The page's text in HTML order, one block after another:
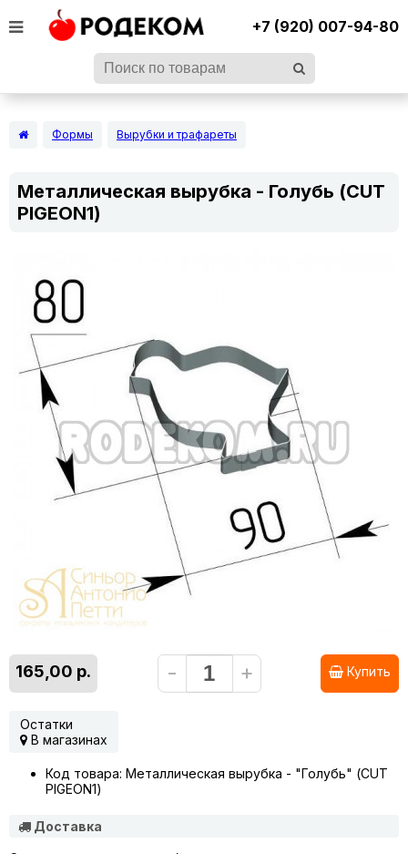
+7 (920) 007-94-80
Формы Вырубки и трафареты
Металлическая вырубка - Голубь (CUT
PIGEON1)
165,00 р. - + Купить
Остатки
В магазинах
Код товара: Металлическая вырубка - "Голубь" (CUT
PIGEON1)
Доставка